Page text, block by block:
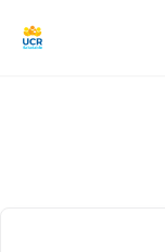
contenido